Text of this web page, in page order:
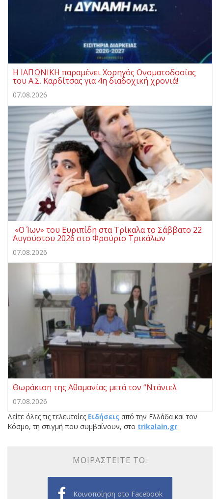
Η ΙΑΠΩΝΙΚΗ παραμένει Χορηγός Ονοματοδοσίας
του Α.Σ. Καρδίτσας για 4η διαδοχική χρονιά!
07.08.2026
«Ο Ίων» του Ευριπίδη στα Τρίκαλα το Σάββατο 22
Αυγούστου 2026 στο Φρούριο Τρικάλων
07.08.2026
Θωράκιση της Αθαμανίας μετά τον “Ντάνιελ
07.08.2026
Δείτε όλες τις τελευταίες Ειδήσεις από την Ελλάδα και τον
Κόσμο, τη στιγμή που συμβαίνουν, στο trikalain.gr
ΜΟΙΡΑΣΤΕΊΤΕ ΤΟ:
Κοινοποίηση στο Facebook